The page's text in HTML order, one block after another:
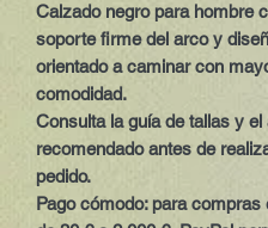
Calzado negro para hombre
soporte firme del arco y
orientado a caminar con
comodidad.
Consulta la guía de tallas y el
recomendado antes de
pedido.
Pago cómodo:para compras